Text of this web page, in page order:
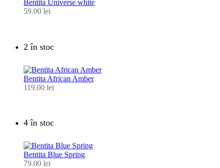
Bentita Universe white
59.00 lei
2 în stoc
Bentita African Amber
119.00 lei
4 în stoc
Bentita Blue Spring
79.00 lei